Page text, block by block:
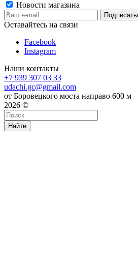
Новости магазина
Оставайтесь на связи
Facebook
Instagram
Наши контакты
+7 939 307 03 33
udachi.gc@gmail.com
от Боровецкого моста направо 600 м
2026 ©
Найти